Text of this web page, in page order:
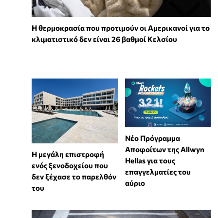
Η θερμοκρασία που προτιμούν οι Αμερικανοί για το
κλιματιστικό δεν είναι 26 βαθμοί Κελσίου
Η μεγάλη επιστροφή
ενός ξενοδοχείου που
δεν ξέχασε το παρελθόν
του
Νέο Πρόγραμμα
Αποφοίτων της Allwyn
Hellas για τους
επαγγελματίες του
αύριο